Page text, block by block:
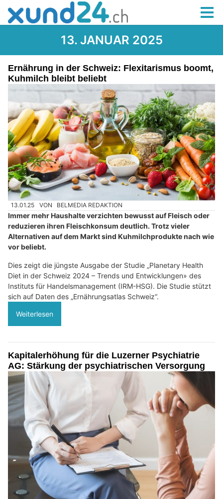
13. JANUAR 2025
Ernährung in der Schweiz: Flexitarismus boomt,
Kuhmilch bleibt beliebt
13.01.25 VON BELMEDIA REDAKTION
Immer mehr Haushalte verzichten bewusst auf Fleisch oder
reduzieren ihren Fleischkonsum deutlich. Trotz vieler
Alternativen auf dem Markt sind Kuhmilchprodukte nach wie
vor beliebt.
Dies zeigt die jüngste Ausgabe der Studie „Planetary Health
Diet in der Schweiz 2024 – Trends und Entwicklungen» des
Instituts für Handelsmanagement (IRM-HSG). Die Studie stützt
sich auf Daten des „Ernährungsatlas Schweiz“.
Weiterlesen
Kapitalerhöhung für die Luzerner Psychiatrie
AG: Stärkung der psychiatrischen Versorgung